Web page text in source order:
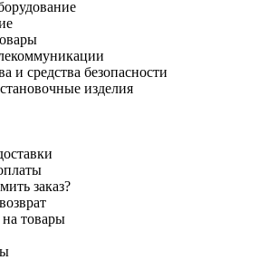
и средства безопасности
изделия
заказ?
товары